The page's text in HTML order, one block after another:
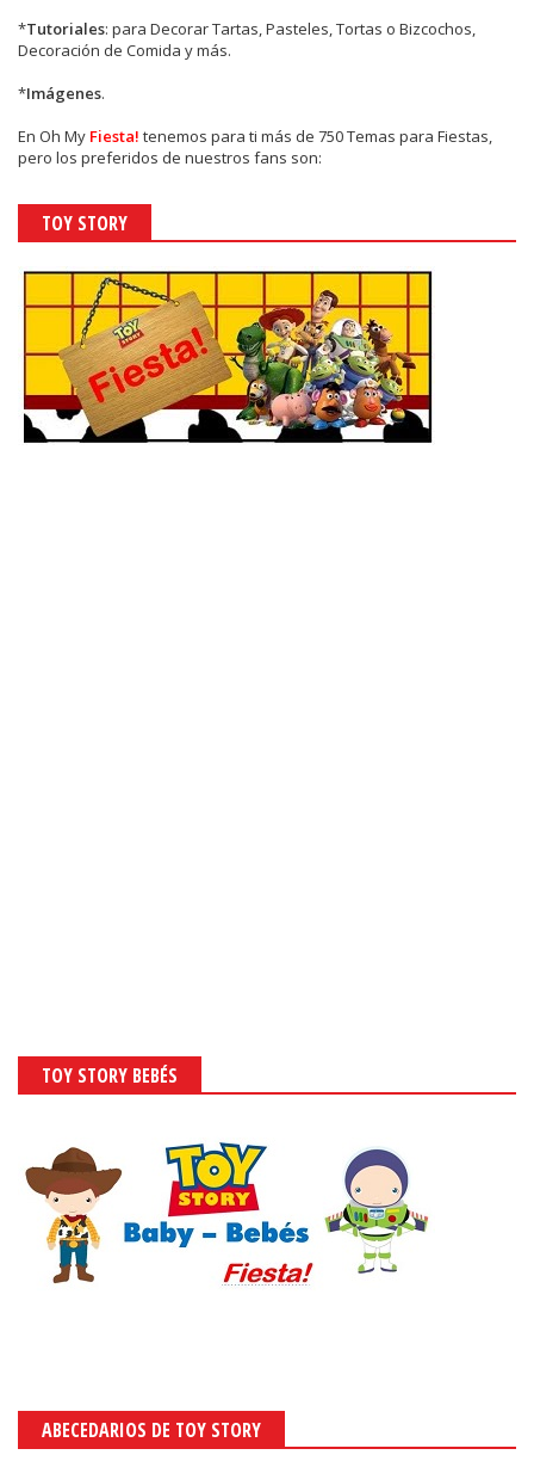
*Tutoriales: para Decorar Tartas, Pasteles, Tortas o Bizcochos,
Decoración de Comida y más.
*Imágenes.
En Oh My Fiesta! tenemos para ti más de 750 Temas para Fiestas,
pero los preferidos de nuestros fans son:
TOY STORY
TOY STORY BEBÉS
ABECEDARIOS DE TOY STORY